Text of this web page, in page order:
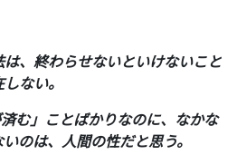
、終わらせないといけないこと
ない。
済む」ことばかりなのに、なかな
のは、人間の性だと思う。